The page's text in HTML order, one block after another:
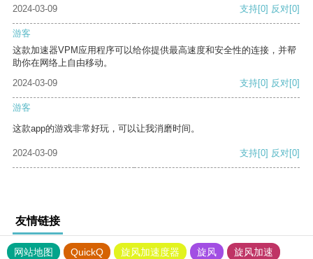
2024-03-09 支持[0] 反对[0]
游客
这款加速器VPM应用程序可以给你提供最高速度和安全性的连接，并帮
助你在网络上自由移动。
2024-03-09
支持[0] 反对[0]
游客
这款app的游戏非常好玩，可以让我消磨时间。
2024-03-09 支持[0] 反对[0]
友情链接
网站地图 QuickQ 旋风加速度器 旋风
旋风加速